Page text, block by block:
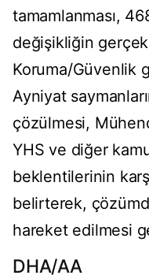
tamamlanması,
değişikliğin
Koruma/Güvenlik
Ayniyat
çözülmesi,
YHS ve diğer
beklentilerinin
belirterek,
hareket edilmesi
DHA/AA